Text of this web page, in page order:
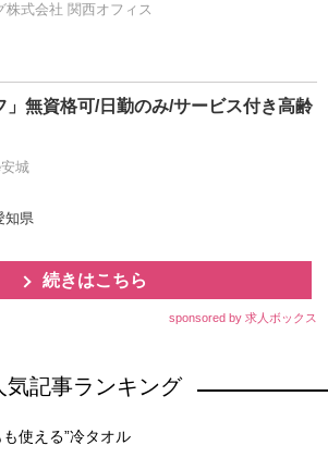
株式会社 関西オフィス
」無資格可/日勤のみ/サービス付き高齢
城
知県
続きはこちら
sponsored by 求人ボックス
気記事ランキング
も使える”冷タオル